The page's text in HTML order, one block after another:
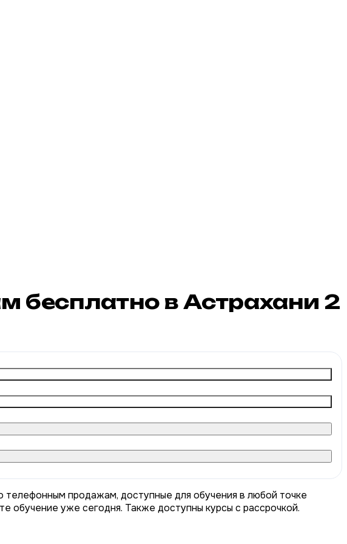
бесплатно в Астрахани 2
продажам, доступные для обучения в любой точке
обучение уже сегодня. Также доступны курсы с рассрочкой.